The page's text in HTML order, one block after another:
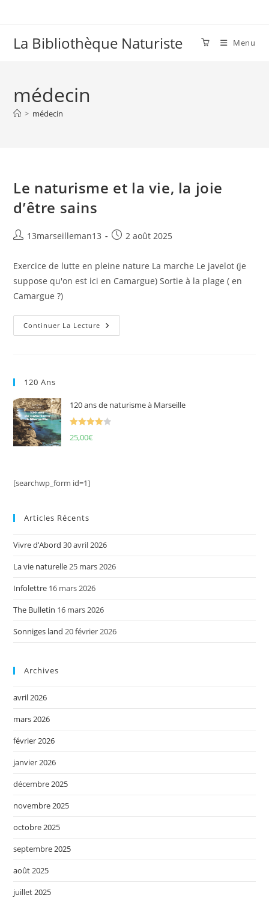
contentLa Bibliothèque Naturiste Menu
médecin
> médecin
Le naturisme et la vie, la joie
d’être sains
Auteur/autrice
la
publication :
13marseilleman13
Publication
2 août 2025
Exercice de lutte en pleine nature La marche Le javelot (je
suppose qu'on est ici en Camargue) Sortie à la plage ( en
Camargue ?)
Continuer La Lecture Le
Naturisme
120 Ans
120 ans de naturisme à Marseille
25,00€
[searchwp_form id=1]
Articles Récents
Vivre d’Abord 30 avril 2026
La vie naturelle25 mars 2026
Infolettre 16 mars 2026
The Bulletin 16 mars 2026
Sonniges land 20 février 2026
Archives
avril 2026
mars 2026
février 2026
janvier 2026
décembre 2025
novembre 2025
octobre 2025
septembre 2025
août 2025
juillet 2025